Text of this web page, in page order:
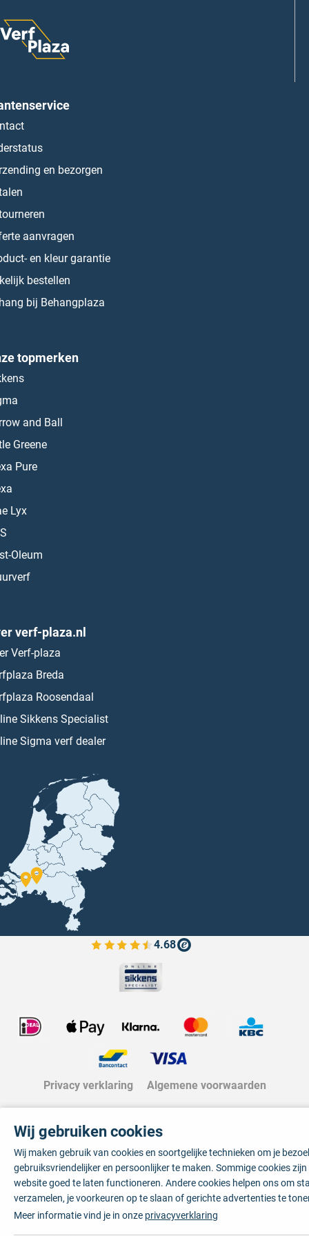
en bezorgen
aanvragen
en kleur garantie
bestellen
bij Behangplaza
topmerken
and Ball
Greene
Pure
Lyx
Oleum
verf-plaza.nl
Verf-plaza
Breda
Roosendaal
Sikkens Specialist
Sigma verf dealer
4.68
Bekijk de verfplaza beoordelingen
Privacy verklaring Algemene voorwaarden
Wij gebruiken cookies
Wij maken gebruik van cookies en soortgelijke technieken om je
gebruiksvriendelijker en persoonlijker te maken. Sommige cookies
website goed te laten functioneren. Andere cookies helpen ons om
verzamelen, je voorkeuren op te slaan of gerichte advertenties te
Meer informatie vind je in onze privacyverklaring